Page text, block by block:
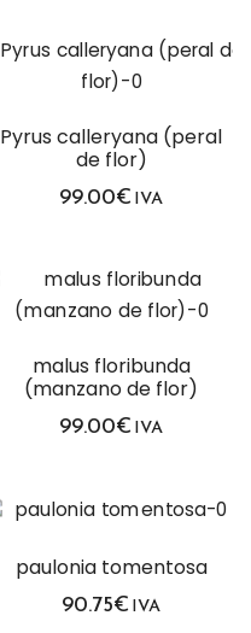
Pyrus calleryana (peral
de flor)
99.00€IVA
malus floribunda
(manzano de flor)
99.00€IVA
paulonia tomentosa
90.75€IVA